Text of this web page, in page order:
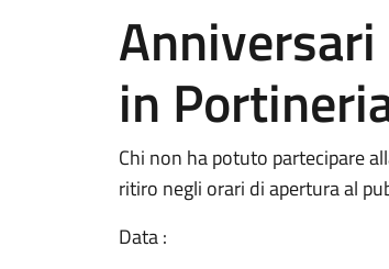
in
Chi non ha potuto partecipare
ritiro negli orari di apertura al
Data :